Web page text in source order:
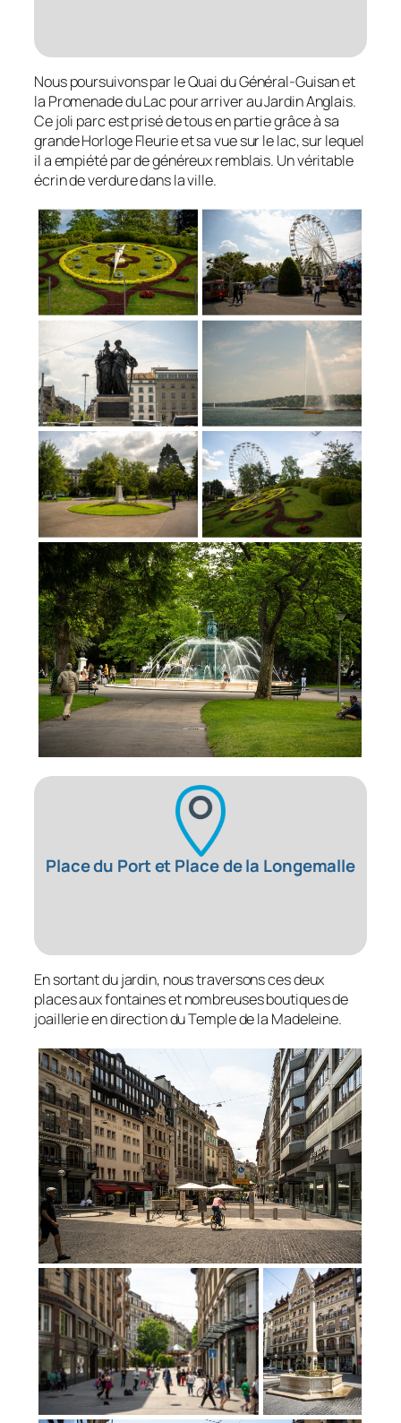
Nous poursuivons par le Quai du Général-Guisan et
la Promenade du Lac pour arriver au Jardin Anglais.
Ce joli parc est prisé de tous en partie grâce à sa
grande Horloge Fleurie et sa vue sur le lac, sur lequel
il a empiété par de généreux remblais. Un véritable
écrin de verdure dans la ville.
Place du Port et Place de la Longemalle
En sortant du jardin, nous traversons ces deux
places aux fontaines et nombreuses boutiques de
joaillerie en direction du Temple de la Madeleine.